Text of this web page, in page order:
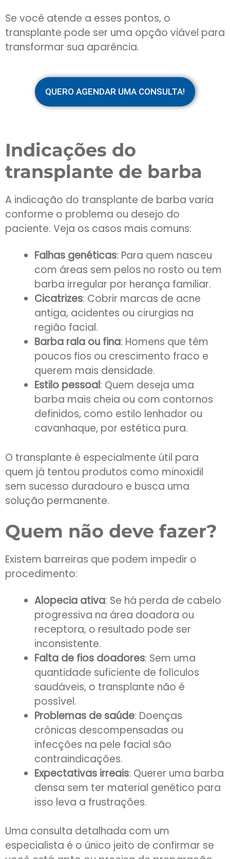
Se você atende a esses pontos, o
transplante pode ser uma opção viável para
transformar sua aparência.
QUERO AGENDAR UMA CONSULTA!
Indicações do
transplante de barba
A indicação do transplante de barba varia
conforme o problema ou desejo do
paciente. Veja os casos mais comuns:
Falhas genéticas: Para quem nasceu
com áreas sem pelos no rosto ou tem
barba irregular por herança familiar.
Cicatrizes: Cobrir marcas de acne
antiga, acidentes ou cirurgias na
região facial.
Barba rala ou fina: Homens que têm
poucos fios ou crescimento fraco e
querem mais densidade.
Estilo pessoal: Quem deseja uma
barba mais cheia ou com contornos
definidos, como estilo lenhador ou
cavanhaque, por estética pura.
O transplante é especialmente útil para
quem já tentou produtos como minoxidil
sem sucesso duradouro e busca uma
solução permanente.
Quem não deve fazer?
Existem barreiras que podem impedir o
procedimento:
Alopecia ativa: Se há perda de cabelo
progressiva na área doadora ou
receptora, o resultado pode ser
inconsistente.
Falta de fios doadores: Sem uma
quantidade suficiente de folículos
saudáveis, o transplante não é
possível.
Problemas de saúde: Doenças
crônicas descompensadas ou
infecções na pele facial são
contraindicações.
Expectativas irreais: Querer uma barba
densa sem ter material genético para
isso leva a frustrações.
Uma consulta detalhada com um
especialista é o único jeito de confirmar se